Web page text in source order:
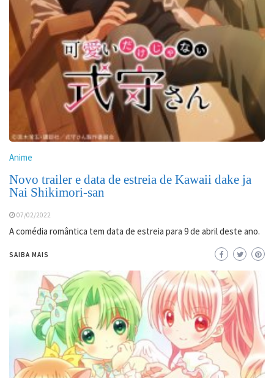
Anime
Novo trailer e data de estreia de Kawaii dake ja
Nai Shikimori-san
07/02/2022
A comédia romântica tem data de estreia para 9 de abril deste ano.
SAIBA MAIS